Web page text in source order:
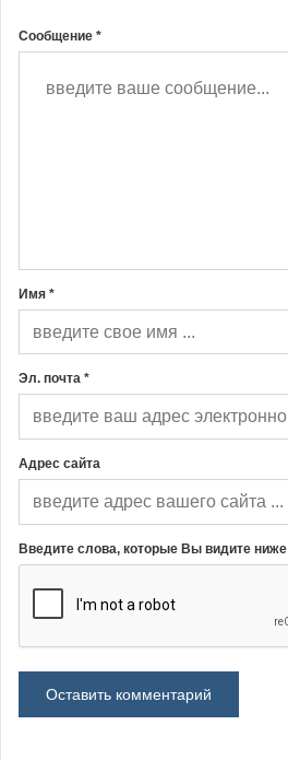
Сообщение *
Имя *
Эл. почта *
Адрес сайта
Введите слова, которые Вы видите ниже